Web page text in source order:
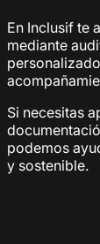
En Inclusif te
mediante
Si necesitas
podemos
y sostenible.